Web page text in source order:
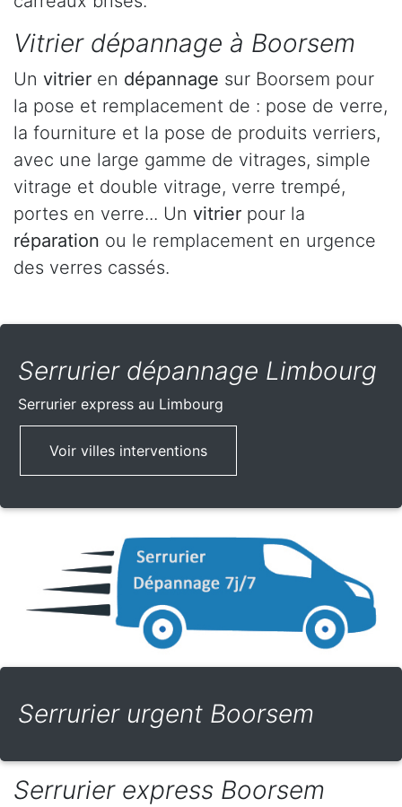
Vitrier dépannage à Boorsem
Un vitrier en dépannage sur Boorsem pour
la pose et remplacement de : pose de verre,
la fourniture et la pose de produits verriers,
avec une large gamme de vitrages, simple
vitrage et double vitrage, verre trempé,
portes en verre... Un vitrier pour la
réparation ou le remplacement en urgence
des verres cassés.
Serrurier dépannage Limbourg
Serrurier express au Limbourg
Voir villes interventions
Serrurier urgent Boorsem
Serrurier express Boorsem